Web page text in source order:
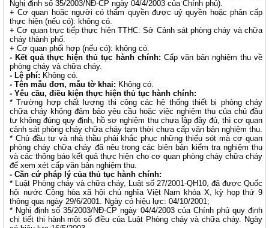
Nghị định số 35/2003/NĐ-CP ngày 04/4/2003 của Chính phủ).
+ Cơ quan hoặc người có thẩm quyền được uỷ quyền hoặc phân cấp
thực hiện (nếu có): không có.
+ Cơ quan trực tiếp thực hiện TTHC: Sở Cảnh sát phòng cháy và chữa
cháy thành phố.
+ Cơ quan phối hợp (nếu có): không có.
- Kết quả thực hiện thủ tục hành chính: Cấp văn bản nghiệm thu về
phòng cháy và chữa cháy.
- Lệ phí: Không có.
- Tên mẫu đơn, mẫu tờ khai: Không có.
- Yêu cầu, điều kiện thực hiện thủ tục hành chính:
* Trường hợp chất lượng thi công các hệ thống thiết bị phòng cháy
chữa cháy không đảm bảo yêu cầu hoặc việc nghiệm thu của chủ đầu
tư không đúng quy định, hồ sơ nghiệm thu chưa lập đầy đủ, thì cơ quan
cảnh sát phòng cháy chữa cháy tạm thời chưa cấp văn bản nghiệm thu.
* Chủ đầu tư và nhà thầu phải khắc phục những thiếu sót mà cơ quan
phòng cháy chữa cháy đã nêu trong các biên bản kiểm tra nghiệm thu
và các thông báo kết quả thực hiện cho cơ quan phòng cháy chữa cháy
để xem xét cấp văn bản nghiệm thu.
- Căn cứ pháp lý của thủ tục hành chính:
* Luật Phòng cháy và chữa cháy, Luật số 27/2001-QH10, đã được Quốc
hội nước Cộng hòa xã hội chủ nghĩa Việt Nam khóa X, kỳ họp thứ 9
thông qua ngày 29/6/2001. Ngày có hiệu lực: 04/10/2001;
* Nghị định số 35/2003/NĐ-CP ngày 04/4/2003 của Chính phủ quy định
chi tiết thi hành một số điều của Luật Phòng cháy và chữa cháy. Ngày